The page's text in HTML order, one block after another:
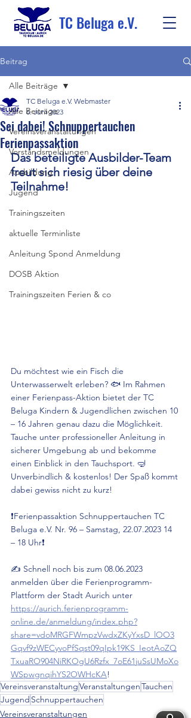
TC Beluga e.V.
Beitrag
Alle Beiträge
Vereinsveranstaltungen
Vorstandsmeldungen
Ausbildung
Jugend
Trainingszeiten
aktuelle Terminliste
Anleitung Spond Anmeldung
DOSB Aktion
Trainingszeiten Ferien & co
Alle Beiträge
Sei dabei! Schnuppertauchen
Ferienpassaktion
TC Beluga e.V. Webmaster
6. Juni 2023
Das beteiligte Ausbilder-Team
freut sich riesig über deine
Teilnahme!
Du möchtest wie ein Fisch die
Unterwasserwelt erleben? 🐟 Im Rahmen
einer Ferienpass-Aktion bietet der TC
Beluga Kindern & Jugendlichen zwischen 10
– 16 Jahren genau dazu die Möglichkeit.
Tauche unter professioneller Anleitung in
sicherer Umgebung ab und bekomme
einen Einblick in den Tauchsport. 🤿
Unverbindlich & kostenlos! Der Spaß kommt
dabei gewiss nicht zu kurz!
❗Ferienpassaktion Schnuppertauchen TC
Beluga e.V. Nr. 96 – Samstag, 22.07.2023 14
– 18 Uhr❗
✍️ Schnell noch bis zum 08.06.2023
anmelden über die Ferienprogramm-
Plattform der Stadt Aurich unter
https://aurich.ferienprogramm-
online.de/anmeldung/index.php?
share=vdoMRGFWmpzVwdxZKyYxsD_lOO3
Gqvf9zWECyvoPfSqst09qIpk19KS_IeotAoZQ
TxuaRO904NiRKOgU6Rzfx_7oE61juSsUMoXo
WSpwgnqihYS2OWHcKA!
VereinsveranstaltungVeranstaltungenTauchen
Jugend Schnuppertauchen
Vereinsveranstaltungen